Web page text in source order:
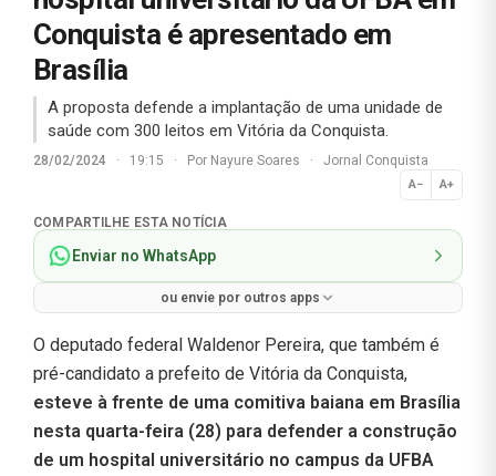
Conquista é apresentado em
Brasília
A proposta defende a implantação de uma unidade de
saúde com 300 leitos em Vitória da Conquista.
28/02/2024 · 19:15 · Por Nayure Soares · Jornal Conquista
A− A+
Normal
COMPARTILHE ESTA NOTÍCIA
Enviar no WhatsApp
ou envie por outros apps
O deputado federal Waldenor Pereira, que também é
pré-candidato a prefeito de Vitória da Conquista,
esteve à frente de uma comitiva baiana em Brasília
nesta quarta-feira (28) para defender a construção
de um hospital universitário no campus da UFBA